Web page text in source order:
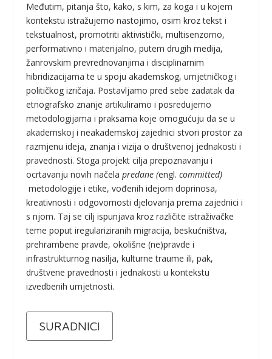
Međutim, pitanja što, kako, s kim, za koga i u kojem
kontekstu istražujemo nastojimo, osim kroz tekst i
tekstualnost, promotriti aktivistički, multisenzorno,
performativno i materijalno, putem drugih medija,
žanrovskim prevrednovanjima i disciplinarnim
hibridizacijama te u spoju akademskog, umjetničkog i
političkog izričaja. Postavljamo pred sebe zadatak da
etnografsko znanje artikuliramo i posredujemo
metodologijama i praksama koje omogućuju da se u
akademskoj i neakademskoj zajednici stvori prostor za
razmjenu ideja, znanja i vizija o društvenoj jednakosti i
pravednosti. Stoga projekt cilja prepoznavanju i
ocrtavanju novih načela predane (engl. committed)
metodologije i etike, vođenih idejom doprinosa,
kreativnosti i odgovornosti djelovanja prema zajednici i
s njom. Taj se cilj ispunjava kroz različite istraživačke
teme poput iregulariziranih migracija, beskućništva,
prehrambene pravde, okolišne (ne)pravde i
infrastrukturnog nasilja, kulturne traume ili, pak,
društvene pravednosti i jednakosti u kontekstu
izvedbenih umjetnosti.
SURADNICI